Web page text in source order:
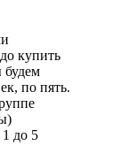
купить
по пять.
1 до 5